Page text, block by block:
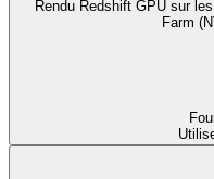
Rendu Redshift GPU sur
Farm